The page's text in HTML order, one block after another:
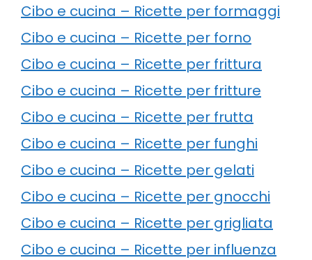
Cibo e cucina – Ricette per formaggi
Cibo e cucina – Ricette per forno
Cibo e cucina – Ricette per frittura
Cibo e cucina – Ricette per fritture
Cibo e cucina – Ricette per frutta
Cibo e cucina – Ricette per funghi
Cibo e cucina – Ricette per gelati
Cibo e cucina – Ricette per gnocchi
Cibo e cucina – Ricette per grigliata
Cibo e cucina – Ricette per influenza